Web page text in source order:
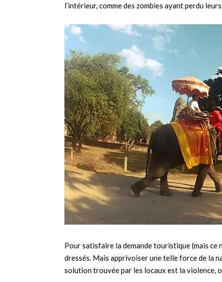
l’intérieur, comme des zombies ayant perdu
Pour satisfaire la demande touristique (mais ce
dressés. Mais apprivoiser une telle force de la
solution trouvée par les locaux est la violence,